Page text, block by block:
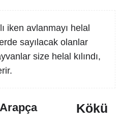
iken avlanmayı helal
sayılacak olanlar
size helal kılındı,
Arapça Kökü